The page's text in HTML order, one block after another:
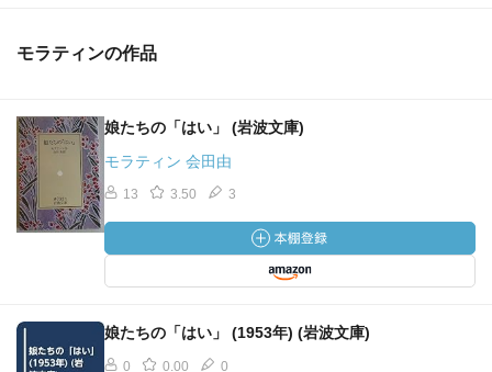
モラティンの作品
娘たちの「はい」 (岩波文庫)
モラティン 会田由
13 3.50 3
娘たちの「はい」 (1953年) (岩波文庫)
0 0.00 0